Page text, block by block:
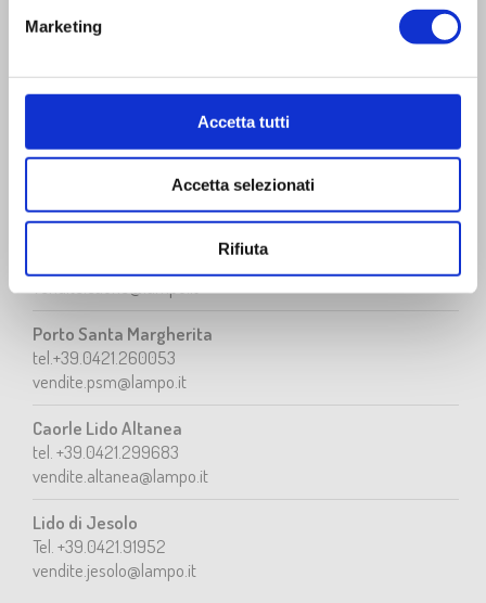
Marketing
Accetta tutti
Accetta selezionati
Rifiuta
tel. +39.0421.72409
vendite@lampo.it
Bibione
vendite.bibione@lampo.it
Porto Santa Margherita
tel.+39.0421.260053
vendite.psm@lampo.it
Caorle Lido Altanea
tel. +39.0421.299683
vendite.altanea@lampo.it
Lido di Jesolo
Tel. +39.0421.91952
vendite.jesolo@lampo.it